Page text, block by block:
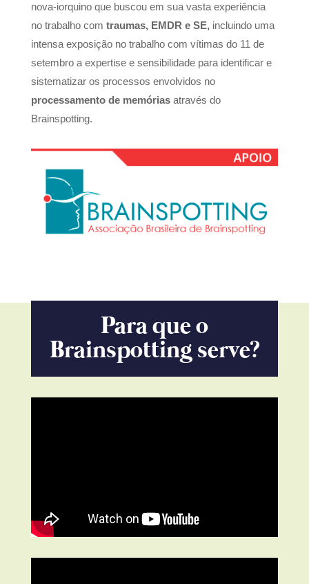
nova-iorquino que buscou em sua vasta experiência
no trabalho com traumas, EMDR e SE,incluindo uma
intensa exposição no trabalho com vítimas do 11 de
setembro a expertise e sensibilidade para identificar e
sistematizar os processos envolvidos no
processamento de memóriasatravés do
Brainspotting.
Para que o
Brainspotting serve?